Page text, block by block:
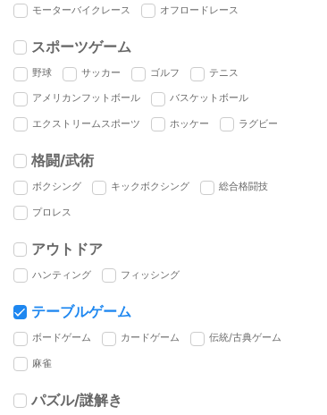
モーターバイクレース オフロードレース
スポーツゲーム
野球 サッカー ゴルフ テニス
アメリカンフットボール バスケットボール
エクストリームスポーツ ホッケー ラグビー
格闘/武術
ボクシング キックボクシング 総合格闘技
プロレス
アウトドア
ハンティング フィッシング
テーブルゲーム
ボードゲーム カードゲーム 伝統/古典ゲーム
麻雀
パズル/謎解き